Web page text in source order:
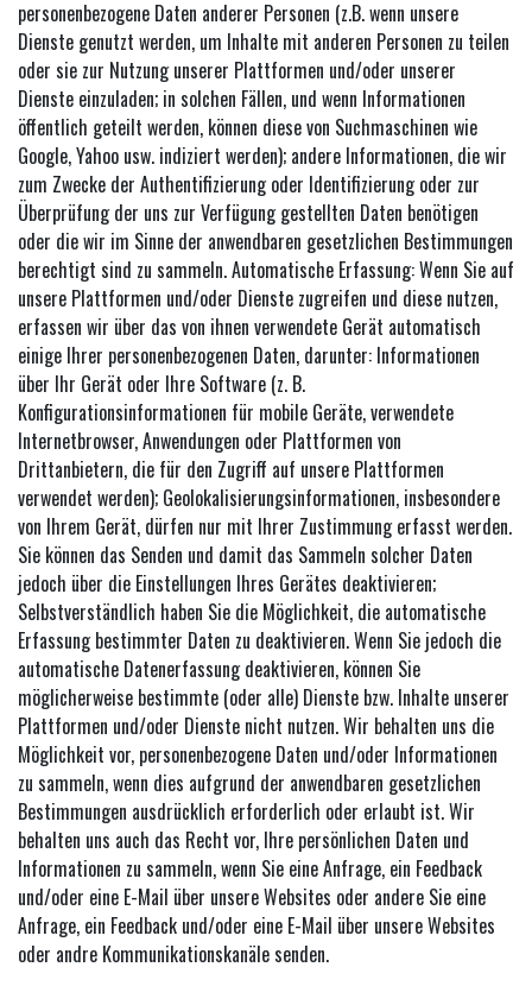
personenbezogene Daten anderer Personen (z.B. wenn unsere
Dienste genutzt werden, um Inhalte mit anderen Personen zu teilen
oder sie zur Nutzung unserer Plattformen und/oder unserer
Dienste einzuladen; in solchen Fällen, und wenn Informationen
öffentlich geteilt werden, können diese von Suchmaschinen wie
Google, Yahoo usw. indiziert werden); andere Informationen, die wir
zum Zwecke der Authentifizierung oder Identifizierung oder zur
Überprüfung der uns zur Verfügung gestellten Daten benötigen
oder die wir im Sinne der anwendbaren gesetzlichen Bestimmungen
berechtigt sind zu sammeln. Automatische Erfassung: Wenn Sie auf
unsere Plattformen und/oder Dienste zugreifen und diese nutzen,
erfassen wir über das von ihnen verwendete Gerät automatisch
einige Ihrer personenbezogenen Daten, darunter: Informationen
über Ihr Gerät oder Ihre Software (z. B.
Konfigurationsinformationen für mobile Geräte, verwendete
Internetbrowser, Anwendungen oder Plattformen von
Drittanbietern, die für den Zugriff auf unsere Plattformen
verwendet werden); Geolokalisierungsinformationen, insbesondere
von Ihrem Gerät, dürfen nur mit Ihrer Zustimmung erfasst werden.
Sie können das Senden und damit das Sammeln solcher Daten
jedoch über die Einstellungen Ihres Gerätes deaktivieren;
Selbstverständlich haben Sie die Möglichkeit, die automatische
Erfassung bestimmter Daten zu deaktivieren. Wenn Sie jedoch die
automatische Datenerfassung deaktivieren, können Sie
möglicherweise bestimmte (oder alle) Dienste bzw. Inhalte unserer
Plattformen und/oder Dienste nicht nutzen. Wir behalten uns die
Möglichkeit vor, personenbezogene Daten und/oder Informationen
zu sammeln, wenn dies aufgrund der anwendbaren gesetzlichen
Bestimmungen ausdrücklich erforderlich oder erlaubt ist. Wir
behalten uns auch das Recht vor, Ihre persönlichen Daten und
Informationen zu sammeln, wenn Sie eine Anfrage, ein Feedback
und/oder eine E-Mail über unsere Websites oder andere Sie eine
Anfrage, ein Feedback und/oder eine E-Mail über unsere Websites
oder andre Kommunikationskanäle senden.